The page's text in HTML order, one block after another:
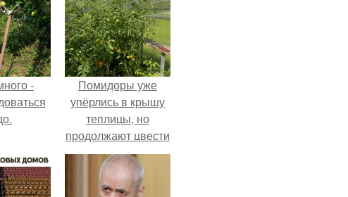
-
Помидоры уже
упёрлись в крышу
теплицы, но
продолжают цвести
как сумасшедшие?